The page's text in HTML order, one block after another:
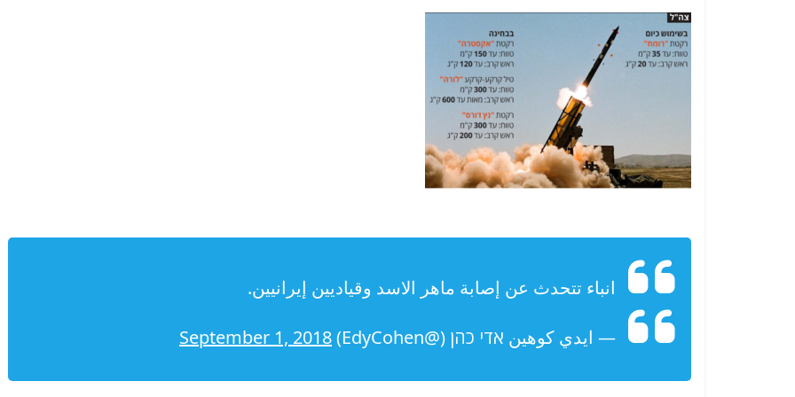
انباء تتحدث عن إصابة ماهر الاسد وقياديين إيرانيين.
— ايدي كوهين אדי כהן (@EdyCohen) September 1, 2018